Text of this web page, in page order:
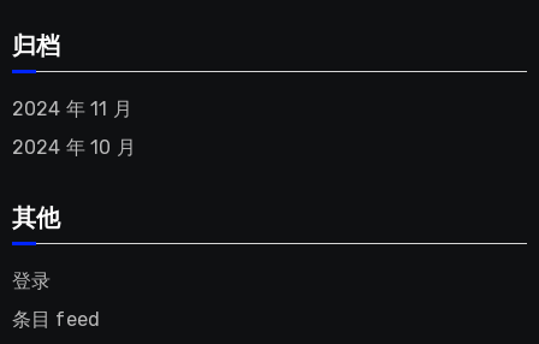
归档
2024 年 11 月
2024 年 10 月
其他
登录
条目 feed